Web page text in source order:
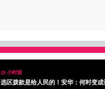
20 小时前
选区拨款是给人民的！安华：何时变成